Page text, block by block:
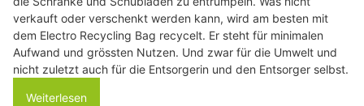
verkauft oder verschenkt werden kann, wird am besten mit
dem Electro Recycling Bag recycelt. Er steht für minimalen
Aufwand und grössten Nutzen. Und zwar für die Umwelt und
nicht zuletzt auch für die Entsorgerin und den Entsorger selbst.
Weiterlesen